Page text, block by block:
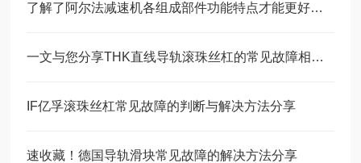
了解了阿尔法减速机各组成部件功能特点才能更好的使用它
一文与您分享THK直线导轨滚珠丝杠的常见故障相应解决方法
IF亿孚滚珠丝杠常见故障的判断与解决方法分享
速收藏！德国导轨滑块常见故障的解决方法分享